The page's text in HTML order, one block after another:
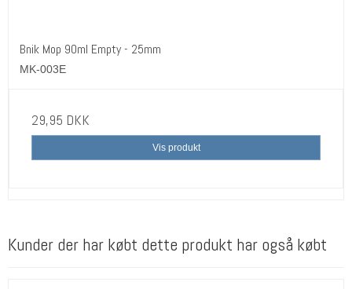
Bnik Mop 90ml Empty - 25mm
MK-003E
29,95 DKK
Vis produkt
Kunder der har købt dette produkt har også købt